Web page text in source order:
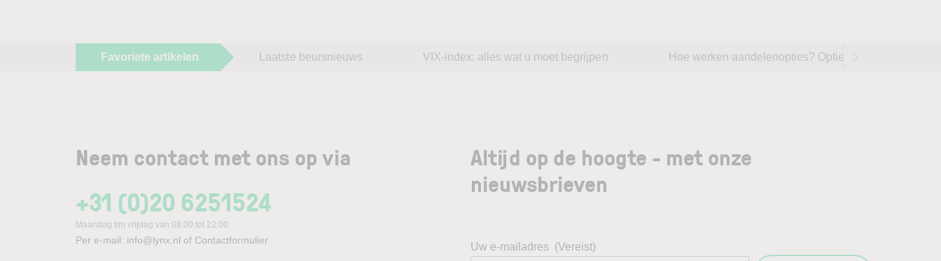
Favoriete artikelen Laatste beursnieuws VIX-index: alles wat u moet begrijpen Hoe werken aandelenopties? Opties handelen op
Neem contact met ons op via
+31 (0)20 6251524
Maandag t/m vrijdag van 08:00 tot 22:00
Per e-mail: info@lynx.nl of Contactformulier
Altijd op de hoogte - met onze
nieuwsbrieven
Uw e-mailadres (Vereist)